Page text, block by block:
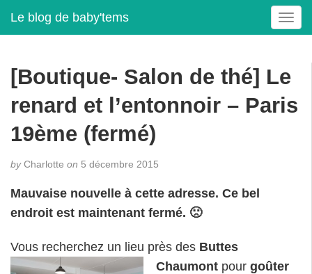
Le blog de baby'tems
T
o
l
n
[Boutique- Salon de thé] Le
renard et l’entonnoir – Paris
19ème (fermé)
byCharlotte on 5 décembre 2015
Mauvaise nouvelle à cette adresse. Ce bel
endroit est maintenant fermé. 🙁
Vous recherchez un lieu près des Buttes
Chaumontpour goûter